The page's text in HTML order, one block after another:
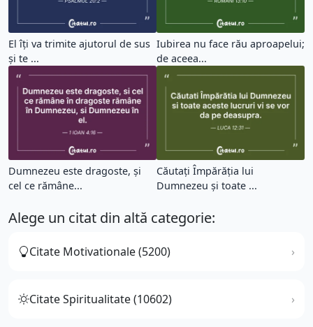
El îți va trimite ajutorul de sus
și te ...
Iubirea nu face rău aproapelui;
de aceea...
Dumnezeu este dragoste, și
cel ce rămâne...
Căutați Împărăția lui
Dumnezeu și toate ...
Alege un citat din altă categorie:
Citate Motivationale (5200)
Citate Spiritualitate (10602)